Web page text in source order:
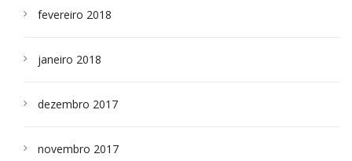
fevereiro 2018
janeiro 2018
dezembro 2017
novembro 2017